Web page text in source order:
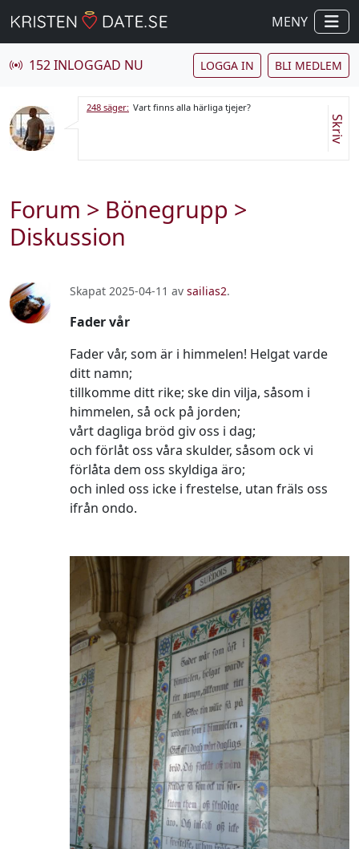
MENY
152 INLOGGAD NU LOGGA IN BLI MEDLEM
248 säger: Vart finns alla härliga tjejer?
Skriv
Forum > Bönegrupp >
Diskussion
Skapat 2025-04-11 av sailias2.
Fader vår
Fader vår, som är i himmelen! Helgat varde
ditt namn;
tillkomme ditt rike; ske din vilja, såsom i
himmelen, så ock på jorden;
vårt dagliga bröd giv oss i dag;
och förlåt oss våra skulder, såsom ock vi
förlåta dem oss skyldiga äro;
och inled oss icke i frestelse, utan fräls oss
ifrån ondo.